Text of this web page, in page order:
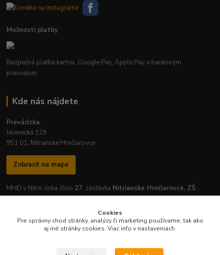
Možnosti platby
Bezpečná platba kartou, Google Pay, Apple Pay a bankovým
prevodom.
Kde nás nájdete
Prevádzka:
Jelenecká 129
951 01, Nitrianske Hrnčiarovce
Zobraziť na mape
MHD v Nitre: linka číslo 27, zastávka Nitrianske Hrnčiarovce, ZŠ
Otváracie hodiny prevádzky:
Cookies
Pre správny chod stránky, analýzy či marketing používame, tak ako
aj iné stránky cookies. Viac info v nastaveniach.